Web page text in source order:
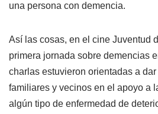
una persona con demencia.
Así las cosas, en el cine Juventud
primera jornada sobre demencias
charlas estuvieron orientadas a
familiares y vecinos en el apoyo a
algún tipo de enfermedad de